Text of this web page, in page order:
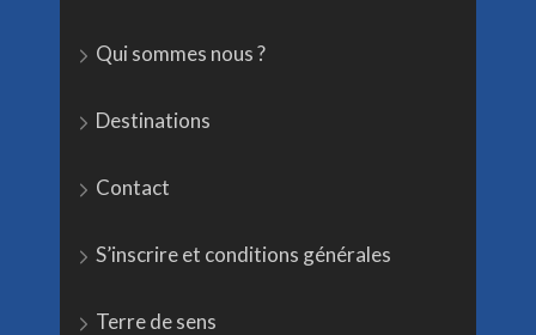
Qui sommes nous ?
Destinations
Contact
S’inscrire et conditions générales
Terre de sens